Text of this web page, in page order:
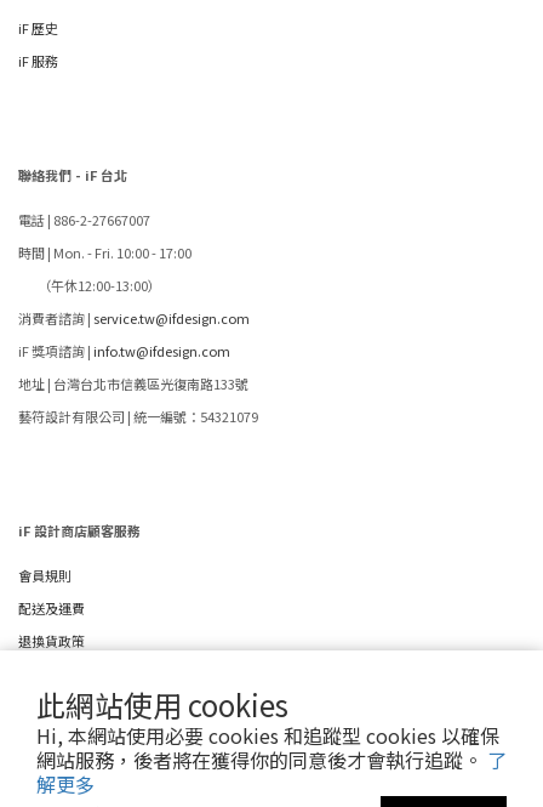
此網站使用 cookies
Hi, 本網站使用必要 cookies 和追蹤型 cookies 以確保
網站服務，後者將在獲得你的同意後才會執行追蹤。 了
解更多
iF 歷史
iF 服務
聯絡我們 - iF 台北
電話 | 886-2-27667007
時間 | Mon. - Fri. 10:00 - 17:00
（午休12:00-13:00）
消費者諮詢 | service.tw@ifdesign.com
iF 獎項諮詢 | info.tw@ifdesign.com
地址 | 台灣台北市信義區光復南路133號
藝符設計有限公司 | 統一編號：54321079
iF 設計商店顧客服務
會員規則
配送及運費
退換貨政策
隱私權政策